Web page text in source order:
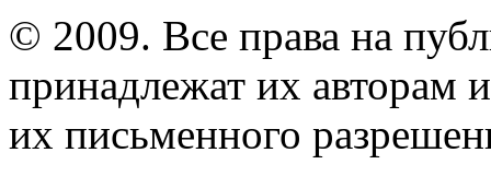
© 2009. Все права на
принадлежат их авторам
их письменного